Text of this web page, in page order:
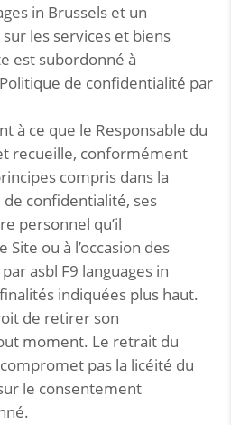
in Brussels et un
les services et biens
est subordonné à
de confidentialité par
à ce que le Responsable du
recueille, conformément
compris dans la
confidentialité, ses
personnel qu’il
ou à l’occasion des
asbl F9 languages in
indiquées plus haut.
de retirer son
moment. Le retrait du
pas la licéité du
le consentement